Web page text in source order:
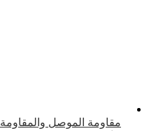
مقاومة الموصل والمقاومة الداخلية